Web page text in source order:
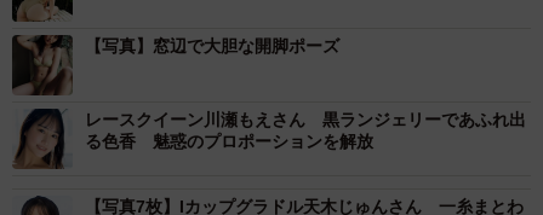
【写真】窓辺で大胆な開脚ポーズ
レースクイーン川瀬もえさん 黒ランジェリーであふれ出
る色香 魅惑のプロポーションを解放
【写真7枚】Iカップグラドル天木じゅんさん 一糸まとわ